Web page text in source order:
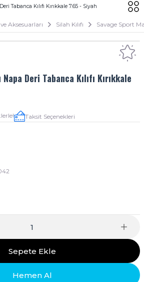
Aksesuarları Silah Kılıfı Savage Sport
Deri Tabanca Kılıfı Kırıkkale
Taksit Seçenekleri
Sepete Ekle
Hemen Al